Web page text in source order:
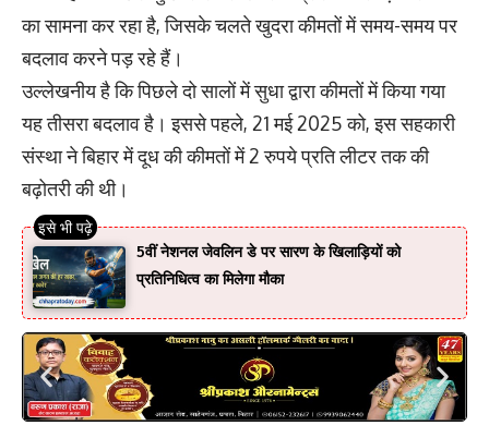
का सामना कर रहा है, जिसके चलते खुदरा कीमतों में समय-समय पर
बदलाव करने पड़ रहे हैं।
उल्लेखनीय है कि पिछले दो सालों में सुधा द्वारा कीमतों में किया गया
यह तीसरा बदलाव है। इससे पहले, 21 मई 2025 को, इस सहकारी
संस्था ने बिहार में दूध की कीमतों में 2 रुपये प्रति लीटर तक की
बढ़ोतरी की थी।
5वीं नेशनल जेवलिन डे पर सारण के खिलाड़ियों को
प्रतिनिधित्व का मिलेगा मौका